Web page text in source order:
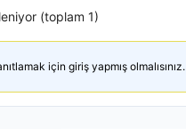
(toplam 1)
için giriş yapmış olmalısınız.